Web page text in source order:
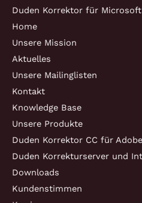
Duden Korrektor für
Home
Unsere Mission
Aktuelles
Unsere Mailinglisten
Kontakt
Knowledge Base
Unsere Produkte
Duden Korrektor CC für
Duden Korrekturserver und
Downloads
Kundenstimmen